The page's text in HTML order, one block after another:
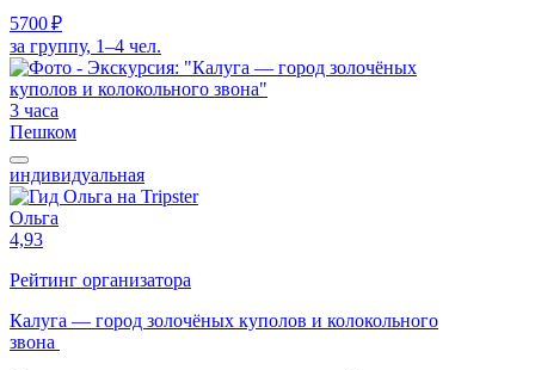
5700 ₽
за группу, 1–4 чел.
3 часа
Пешком
индивидуальная
Ольга
4,93
Рейтинг организатора
Калуга — город золочёных куполов и колокольного
звона